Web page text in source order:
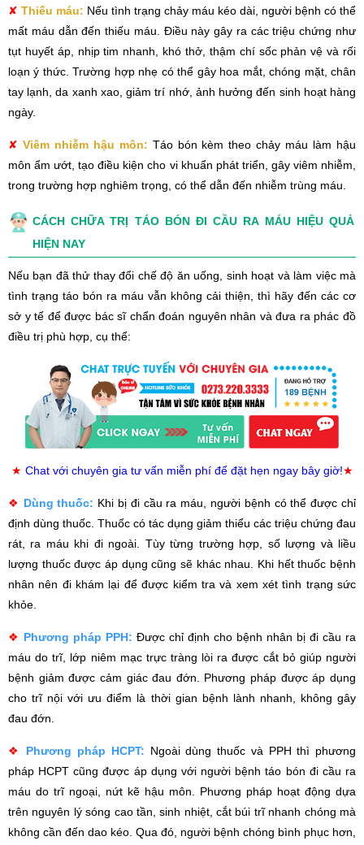
✘ Thiếu máu: Nếu tình trạng chảy máu kéo dài, người bệnh có thể
mất máu dẫn đến thiếu máu. Điều này gây ra các triệu chứng như
tụt huyết áp, nhịp tim nhanh, khó thở, thậm chí sốc phản vệ và rối
loạn ý thức. Trường hợp nhẹ có thể gây hoa mắt, chóng mặt, chân
tay lạnh, da xanh xao, giảm trí nhớ, ảnh hưởng đến sinh hoạt hàng
ngày.
✘ Viêm nhiễm hậu môn: Táo bón kèm theo chảy máu làm hậu
môn ẩm ướt, tạo điều kiện cho vi khuẩn phát triển, gây viêm nhiễm,
trong trường hợp nghiêm trọng, có thể dẫn đến nhiễm trùng máu.
CÁCH CHỮA TRỊ TÁO BÓN ĐI CẦU RA MÁU HIỆU QUẢ
HIỆN NAY
Nếu bạn đã thử thay đổi chế độ ăn uống, sinh hoạt và làm việc mà
tình trạng táo bón ra máu vẫn không cải thiện, thì hãy đến các cơ
sở y tế để được bác sĩ chẩn đoán nguyên nhân và đưa ra phác đồ
điều trị phù hợp, cụ thể:
★ Chat với chuyên gia tư vấn miễn phí để đặt hẹn ngay bây giờ!★
❖ Dùng thuốc: Khi bị đi cầu ra máu, người bệnh có thể được chỉ
định dùng thuốc. Thuốc có tác dụng giảm thiểu các triệu chứng đau
rát, ra máu khi đi ngoài. Tùy từng trường hợp, số lượng và liều
lượng thuốc được áp dụng cũng sẽ khác nhau. Khi hết thuốc bệnh
nhân nên đi khám lại để được kiểm tra và xem xét tình trạng sức
khỏe.
❖ Phương pháp PPH: Được chỉ định cho bệnh nhân bị đi cầu ra
máu do trĩ, lớp niêm mạc trực tràng lòi ra được cắt bỏ giúp người
bệnh giảm được cảm giác đau đớn. Phương pháp được áp dụng
cho trĩ nội với ưu điểm là thời gian bệnh lành nhanh, không gây
đau đớn.
❖ Phương pháp HCPT: Ngoài dùng thuốc và PPH thì phương
pháp HCPT cũng được áp dụng với người bệnh táo bón đi cầu ra
máu do trĩ ngoại, nứt kẽ hậu môn. Phương pháp hoạt động dựa
trên nguyên lý sóng cao tần, sinh nhiệt, cắt búi trĩ nhanh chóng mà
không cần đến dao kéo. Qua đó, người bệnh chóng bình phục hơn,